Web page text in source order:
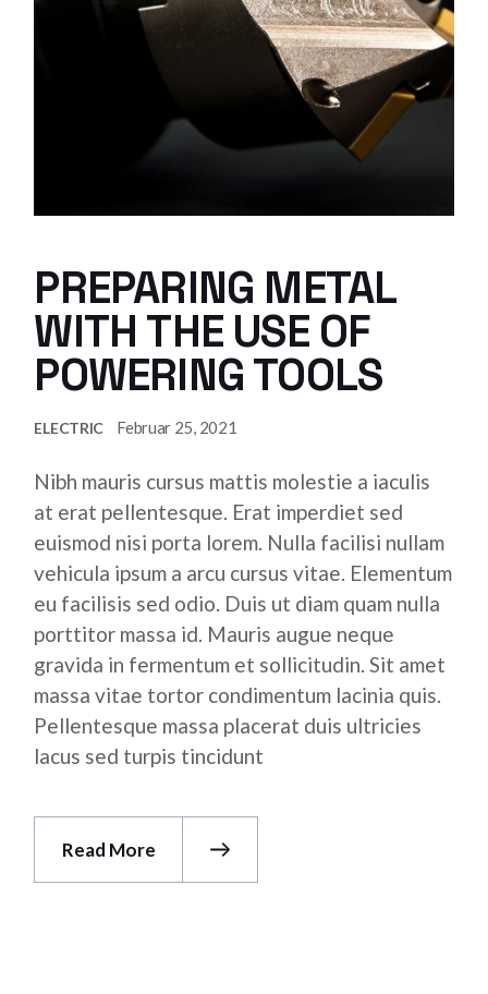
PREPARING METAL
WITH THE USE OF
POWERING TOOLS
ELECTRIC Februar 25, 2021
Nibh mauris cursus mattis molestie a iaculis
at erat pellentesque. Erat imperdiet sed
euismod nisi porta lorem. Nulla facilisi nullam
vehicula ipsum a arcu cursus vitae. Elementum
eu facilisis sed odio. Duis ut diam quam nulla
porttitor massa id. Mauris augue neque
gravida in fermentum et sollicitudin. Sit amet
massa vitae tortor condimentum lacinia quis.
Pellentesque massa placerat duis ultricies
lacus sed turpis tincidunt
Read More